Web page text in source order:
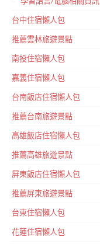
台中住宿懶人包
推薦雲林旅遊景點
南投住宿懶人包
嘉義住宿懶人包
台南飯店住宿懶人包
推薦台南旅遊景點
高雄飯店住宿懶人包
推薦高雄旅遊景點
屏東飯店住宿懶人包
推薦屏東旅遊景點
台東住宿懶人包
花蓮住宿懶人包